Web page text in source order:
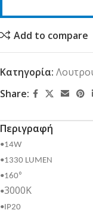
Add to compare
Κατηγορία:
Share:
Περιγραφή
•14W
•1330 LUMEN
•160⁰
•3000K
•IP20